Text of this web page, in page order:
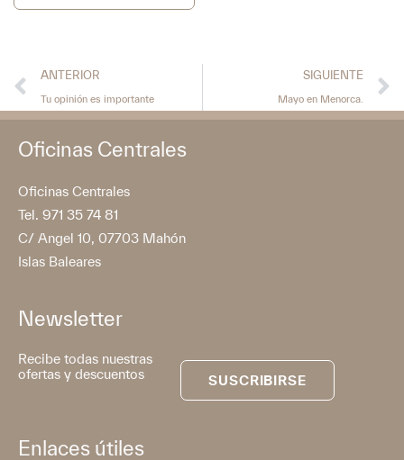
ANTERIOR
Tu opinión es importante
SIGUIENTE
Mayo en Menorca.
Oficinas Centrales
Oficinas Centrales
Tel. 971 35 74 81
C/ Angel 10, 07703 Mahón
Islas Baleares
Newsletter
Recibe todas nuestras
ofertas y descuentos
SUSCRIBIRSE
Enlaces útiles